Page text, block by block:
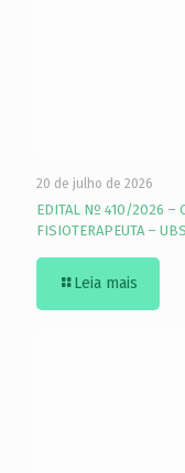
20 de julho de 2026
EDITAL Nº 410/2026 –
FISIOTERAPEUTA –
Leia mais